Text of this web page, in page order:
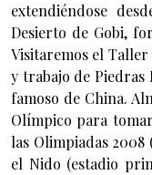
extendiéndose
Desierto de Gobi,
Visitaremos el
y trabajo de Piedras
famoso de China.
Olímpico para
las Olimpiadas
el Nido (estadio